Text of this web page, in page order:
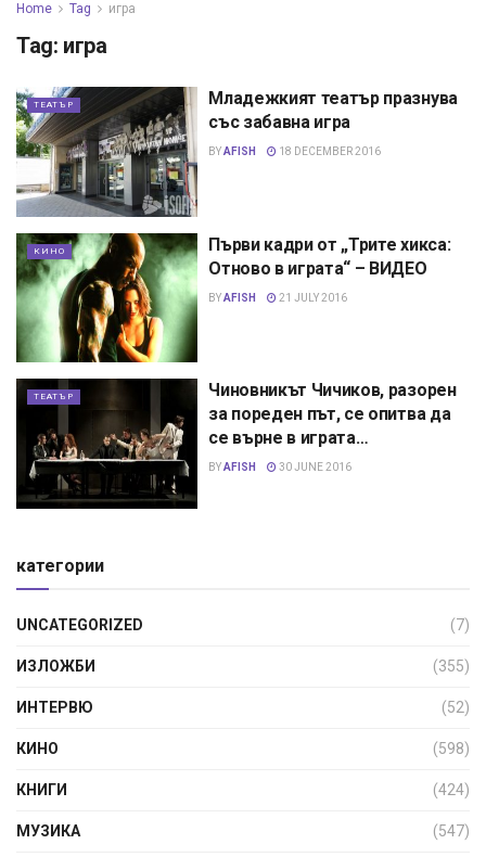
Home Tag игра
Tag: игра
ТЕАТЪР
Младежкият театър празнува
със забавна игра
BYAFISH 18 DECEMBER 2016
КИНО
Първи кадри от „Трите хикса:
Отново в играта“ – ВИДЕО
BYAFISH 21 JULY 2016
ТЕАТЪР
Чиновникът Чичиков, разорен
за пореден път, се опитва да
се върне в играта…
BYAFISH 30 JUNE 2016
категории
UNCATEGORIZED (7)
ИЗЛОЖБИ (355)
ИНТЕРВЮ (52)
КИНО (598)
КНИГИ (424)
МУЗИКА (547)